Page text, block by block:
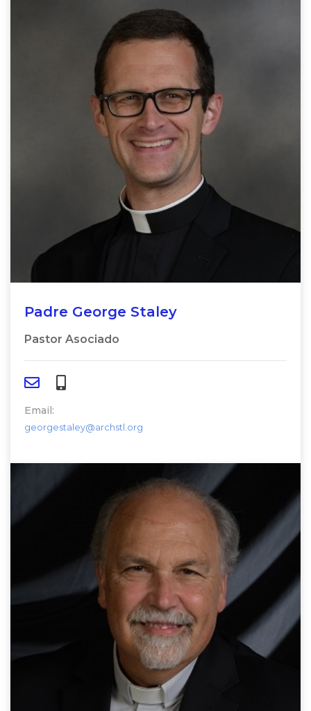
Padre George Staley
Pastor Asociado
Email:
georgestaley@archstl.org